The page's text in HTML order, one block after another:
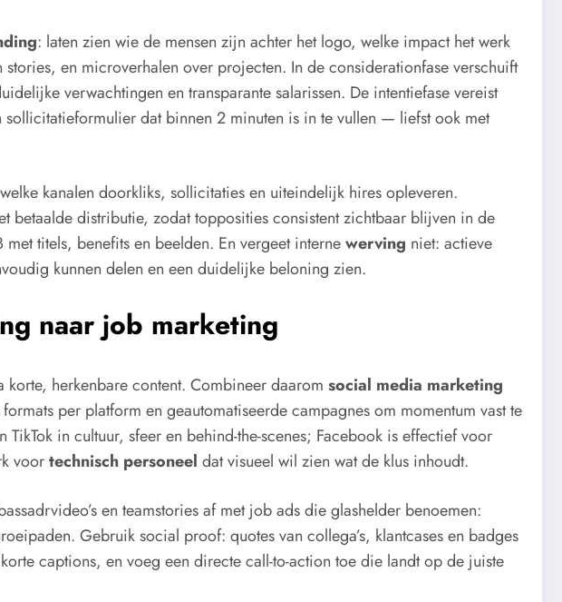
: laten zien wie de mensen zijn achter het logo, welke impact het werk
en microverhalen over projecten. In de considerationfase verschuift
verwachtingen en transparante salarissen. De intentiefase vereist
dat binnen 2 minuten is in te vullen — liefst ook met
kanalen doorkliks, sollicitaties en uiteindelijk hires opleveren.
distributie, zodat topposities consistent zichtbaar blijven in de
titels, benefits en beelden. En vergeet internewerving niet: actieve
kunnen delen en een duidelijke beloning zien.
naar job marketing
herkenbare content. Combineer daarom social media marketing
per platform en geautomatiseerde campagnes om momentum vast te
in cultuur, sfeer en behind-the-scenes; Facebook is effectief voor
voortechnisch personeel dat visueel wil zien wat de klus inhoudt.
en teamstories af met job ads die glashelder benoemen:
Gebruik social proof: quotes van collega’s, klantcases en badges
captions, en voeg een directe call-to-action toe die landt op de juiste